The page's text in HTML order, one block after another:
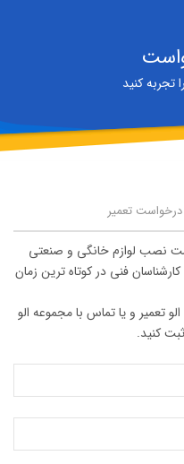
تجربه کنید
درخواست تعمیر
نصب لوازم خانگی و صنعتی
فنی در کوتاه ترین زمان
تعمیر و یا تماس با مجموعه الو
کنید.